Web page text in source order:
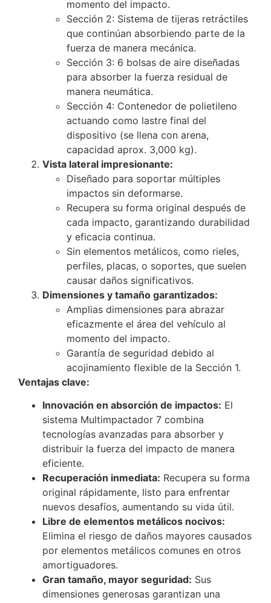
momento del impacto.
Sección 2: Sistema de tijeras retráctiles
que continúan absorbiendo parte de la
fuerza de manera mecánica.
Sección 3: 6 bolsas de aire diseñadas
para absorber la fuerza residual de
manera neumática.
Sección 4: Contenedor de polietileno
actuando como lastre final del
dispositivo (se llena con arena,
capacidad aprox. 3,000 kg).
Vista lateral impresionante:
Diseñado para soportar múltiples
impactos sin deformarse.
Recupera su forma original después de
cada impacto, garantizando durabilidad
y eficacia continua.
Sin elementos metálicos, como rieles,
perfiles, placas, o soportes, que suelen
causar daños significativos.
Dimensiones y tamaño garantizados:
Amplias dimensiones para abrazar
eficazmente el área del vehículo al
momento del impacto.
Garantía de seguridad debido al
acojinamiento flexible de la Sección 1.
Ventajas clave:
Innovación en absorción de impactos: El
sistema Multimpactador 7 combina
tecnologías avanzadas para absorber y
distribuir la fuerza del impacto de manera
eficiente.
Recuperación inmediata: Recupera su forma
original rápidamente, listo para enfrentar
nuevos desafíos, aumentando su vida útil.
Libre de elementos metálicos nocivos:
Elimina el riesgo de daños mayores causados
por elementos metálicos comunes en otros
amortiguadores.
Gran tamaño, mayor seguridad: Sus
dimensiones generosas garantizan una